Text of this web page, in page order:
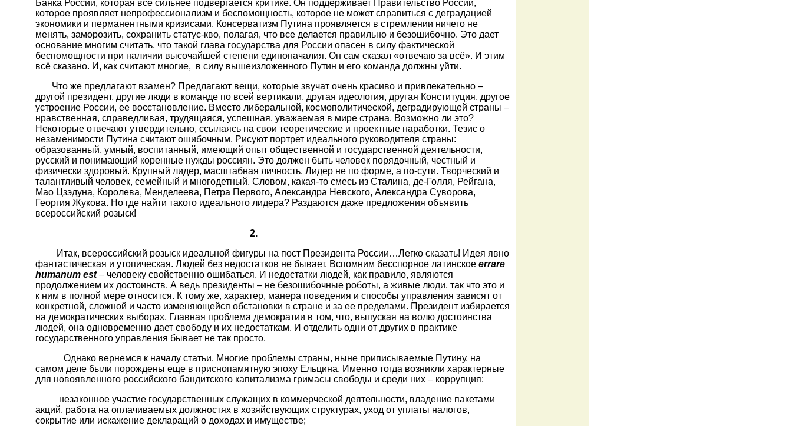
Банка России, которая все сильнее подвергается критике. Он поддерживает Правительство России,
которое проявляет непрофессионализм и беспомощность, которое не может справиться с деградацией
экономики и перманентными кризисами. Консерватизм Путина проявляется в стремлении ничего не
менять, заморозить, сохранить статус-кво, полагая, что все делается правильно и безошибочно. Это дает
основание многим считать, что такой глава государства для России опасен в силу фактической
беспомощности при наличии высочайшей степени единоначалия. Он сам сказал «отвечаю за всё». И этим
всё сказано. И, как считают многие, в силу вышеизложенного Путин и его команда должны уйти.
Что же предлагают взамен? Предлагают вещи, которые звучат очень красиво и привлекательно –
другой президент, другие люди в команде по всей вертикали, другая идеология, другая Конституция, другое
устроение России, ее восстановление. Вместо либеральной, космополитической, деградирующей страны –
нравственная, справедливая, трудящаяся, успешная, уважаемая в мире страна. Возможно ли это?
Некоторые отвечают утвердительно, ссылаясь на свои теоретические и проектные наработки. Тезис о
незаменимости Путина считают ошибочным. Рисуют портрет идеального руководителя страны:
образованный, умный, воспитанный, имеющий опыт общественной и государственной деятельности,
русский и понимающий коренные нужды россиян. Это должен быть человек порядочный, честный и
физически здоровый. Крупный лидер, масштабная личность. Лидер не по форме, а по-сути. Творческий и
талантливый человек, семейный и многодетный. Словом, какая-то смесь из Сталина, де-Голля, Рейгана,
Мао Цзэдуна, Королева, Менделеева, Петра Первого, Александра Невского, Александра Суворова,
Георгия Жукова. Но где найти такого идеального лидера? Раздаются даже предложения объявить
всероссийский розыск!
2.
Итак, всероссийский розыск идеальной фигуры на пост Президента России…Легко сказать! Идея явно
фантастическая и утопическая. Людей без недостатков не бывает. Вспомним бесспорное латинское errare
humanum est– человеку свойственно ошибаться. И недостатки людей, как правило, являются
продолжением их достоинств. А ведь президенты – не безошибочные роботы, а живые люди, так что это и
к ним в полной мере относится. К тому же, характер, манера поведения и способы управления зависят от
конкретной, сложной и часто изменяющейся обстановки в стране и за ее пределами. Президент избирается
на демократических выборах. Главная проблема демократии в том, что, выпуская на волю достоинства
людей, она одновременно дает свободу и их недостаткам. И отделить одни от других в практике
государственного управления бывает не так просто.
Однако вернемся к началу статьи. Многие проблемы страны, ныне приписываемые Путину, на
самом деле были порождены еще в приснопамятную эпоху Ельцина. Именно тогда возникли характерные
для новоявленного российского бандитского капитализма гримасы свободы и среди них – коррупция:
незаконное участие государственных служащих в коммерческой деятельности, владение пакетами
акций, работа на оплачиваемых должностях в хозяйствующих структурах, уход от уплаты налогов,
сокрытие или искажение деклараций о доходах и имуществе;